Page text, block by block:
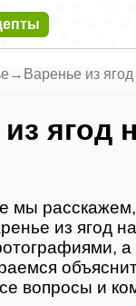
→ Варенье из ягод
ягод
мы расскажем,
из ягод
а
вопросы и